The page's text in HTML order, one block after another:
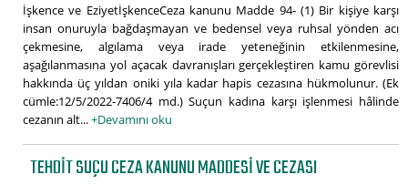
İşkence ve EziyetİşkenceCeza kanunu Madde 94- (1) Bir kişiye karşı
insan onuruyla bağdaşmayan ve bedensel veya ruhsal yönden acı
çekmesine, algılama veya irade yeteneğinin etkilenmesine,
aşağılanmasına yol açacak davranışları gerçekleştiren kamu görevlisi
hakkında üç yıldan oniki yıla kadar hapis cezasına hükmolunur. (Ek
cümle:12/5/2022-7406/4 md.) Suçun kadına karşı işlenmesi hâlinde
cezanın alt...+Devamını oku
TEHDIT SUÇU CEZA KANUNU MADDESI VE CEZASI